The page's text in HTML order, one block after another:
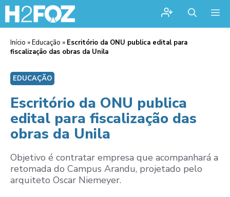
Início »Educação » Escritório da ONU publica edital para
fiscalização das obras da Unila
EDUCAÇÃO
Escritório da ONU publica
edital para fiscalização das
obras da Unila
Objetivo é contratar empresa que acompanhará a
retomada do Campus Arandu, projetado pelo
arquiteto Oscar Niemeyer.